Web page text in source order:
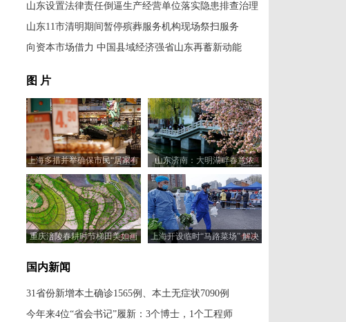
山东设置法律责任倒逼生产经营单位落实隐患排查治理
山东11市清明期间暂停殡葬服务机构现场祭扫服务
向资本市场借力 中国县域经济强省山东再蓄新动能
图 片
上海多措并举确保市民“居家有
菜”
山东济南：大明湖畔春意浓
重庆涪陵春耕时节梯田美如画
上海开设临时“马路菜场” 解决
国内新闻
31省份新增本土确诊1565例、本土无症状7090例
今年来4位“省会书记”履新：3个博士，1个工程师